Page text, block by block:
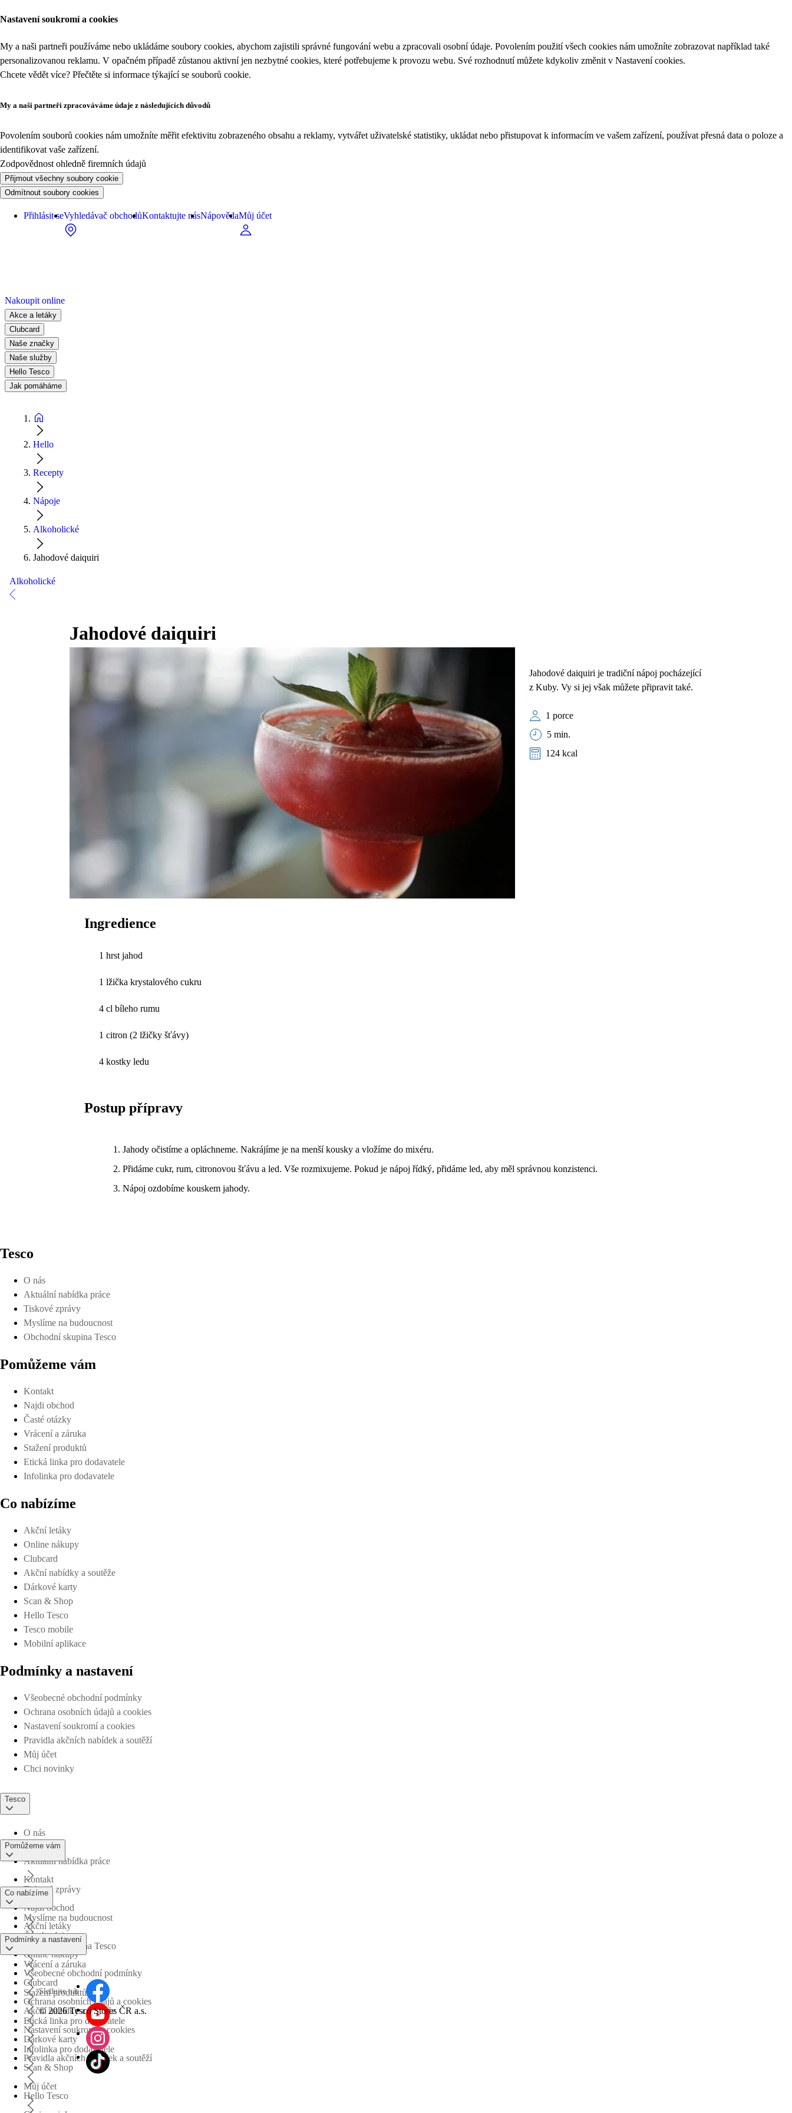
Nastavení soukromí a cookies
My a naši partneři používáme nebo ukládáme soubory cookies, abychom zajistili správné fungování webu a zpracovali osobní údaje. Povolením použití všech cookies nám umožníte zobrazovat například také
personalizovanou reklamu. V opačném případě zůstanou aktivní jen nezbytné cookies, které potřebujeme k provozu webu. Své rozhodnutí můžete kdykoliv změnit v Nastavení cookies.
Chcete vědět více? Přečtěte si informace týkající se souborů cookie.
My a naši partneři zpracováváme údaje z následujících důvodů
Povolením souborů cookies nám umožníte měřit efektivitu zobrazeného obsahu a reklamy, vytvářet uživatelské statistiky, ukládat nebo přistupovat k informacím ve vašem zařízení, používat přesná data o poloze a
identifikovat vaše zařízení.
Zodpovědnost ohledně firemních údajů
Přijmout všechny soubory cookie
Odmítnout soubory cookies
Přihlásit seVyhledávač obchodůKontaktujte násNápovědaMůj účet
Nakoupit online
Akce a letáky
Clubcard
Naše značky
Naše služby
Hello Tesco
Jak pomáháme
Hello
Recepty
Nápoje
Alkoholické
Jahodové daiquiri
Alkoholické
Jahodové daiquiri
Jahodové daiquiri je tradiční nápoj pocházející
z Kuby. Vy si jej však můžete připravit také.
1 porce
5 min.
124 kcal
Ingredience
1 hrst jahod
1 lžička krystalového cukru
4 cl bíleho rumu
1 citron (2 lžičky šťávy)
4 kostky ledu
Postup přípravy
Jahody očistíme a opláchneme. Nakrájíme je na menší kousky a vložíme do mixéru.
Přidáme cukr, rum, citronovou šťávu a led. Vše rozmixujeme. Pokud je nápoj řídký, přidáme led, aby měl správnou konzistenci.
Nápoj ozdobíme kouskem jahody.
Tesco
O nás
Aktuální nabídka práce
Tiskové zprávy
Myslíme na budoucnost
Obchodní skupina Tesco
Pomůžeme vám
Kontakt
Najdi obchod
Časté otázky
Vrácení a záruka
Stažení produktů
Etická linka pro dodavatele
Infolinka pro dodavatele
Co nabízíme
Akční letáky
Online nákupy
Clubcard
Akční nabídky a soutěže
Dárkové karty
Scan & Shop
Hello Tesco
Tesco mobile
Mobilní aplikace
Podmínky a nastavení
Všeobecné obchodní podmínky
Ochrana osobních údajů a cookies
Nastavení soukromí a cookies
Pravidla akčních nabídek a soutěží
Můj účet
Chci novinky
Tesco
O nás
Aktuální nabídka práce
Tiskové zprávy
Myslíme na budoucnost
Obchodní skupina Tesco
Pomůžeme vám
Kontakt
Najdi obchod
Časté otázky
Vrácení a záruka
Stažení produktů
Etická linka pro dodavatele
Infolinka pro dodavatele
Co nabízíme
Akční letáky
Online nákupy
Clubcard
Akční nabídky a soutěže
Dárkové karty
Scan & Shop
Hello Tesco
Podmínky a nastavení
Všeobecné obchodní podmínky
Ochrana osobních údajů a cookies
Nastavení soukromí a cookies
Pravidla akčních nabídek a soutěží
Můj účet
Sledujte nás
© 2026 Tesco Stores ČR a.s.